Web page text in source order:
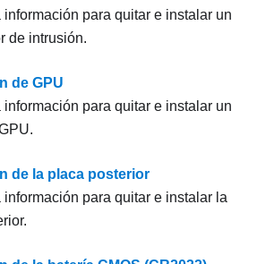
información para quitar e instalar un
de intrusión.
de GPU
información para quitar e instalar un
de la placa posterior
información para quitar e instalar la